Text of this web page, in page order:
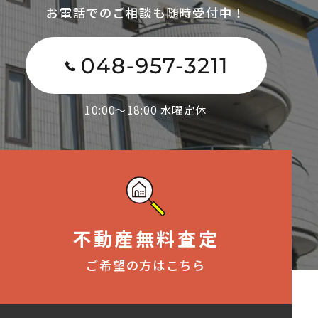
お電話でのご相談も随時受付中！
10:00～18:00 水曜定休
不動産無料査定
ご希望の方はこちら